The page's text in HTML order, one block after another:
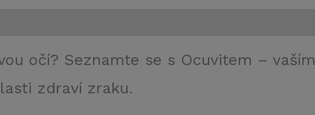
očí? Seznamte se s Ocuvitem – vaším
zdraví zraku.